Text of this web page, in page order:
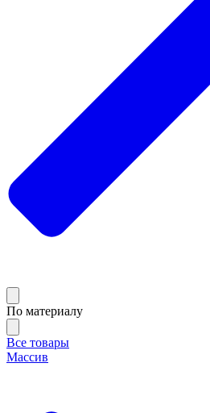
По материалу
Все товары
Массив